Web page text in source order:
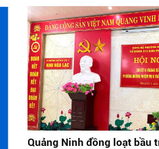
Quảng Ninh đồng loạt bầu